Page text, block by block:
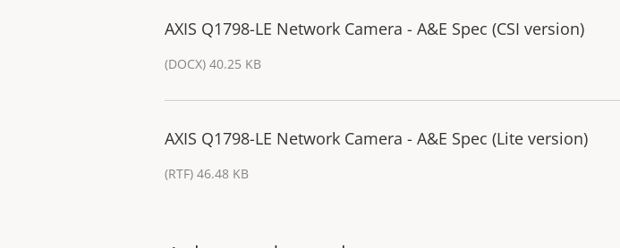
AXIS Q1798-LE Network Camera - A&E Spec (CSI version)
(DOCX) 40.25 KB
AXIS Q1798-LE Network Camera - A&E Spec (Lite version)
(RTF) 46.48 KB